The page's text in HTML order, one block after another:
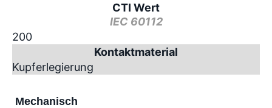
CTI Wert
IEC 60112
200
Kontaktmaterial
Kupferlegierung
Mechanisch